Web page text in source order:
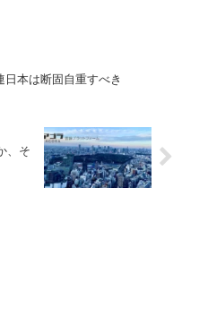
日本は断固自重すべき
、そ